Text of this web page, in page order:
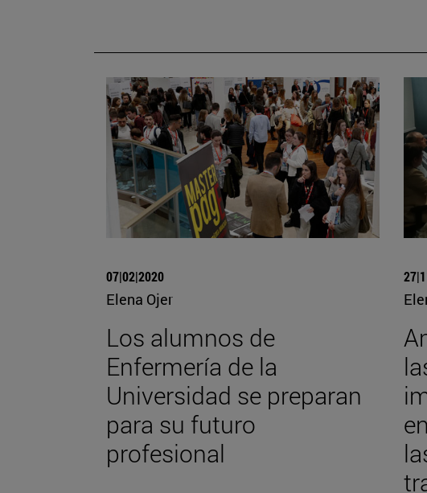
07|02|2020
Elena Ojer
Los alumnos de
Enfermería de la
Universidad se preparan
para su futuro
profesional